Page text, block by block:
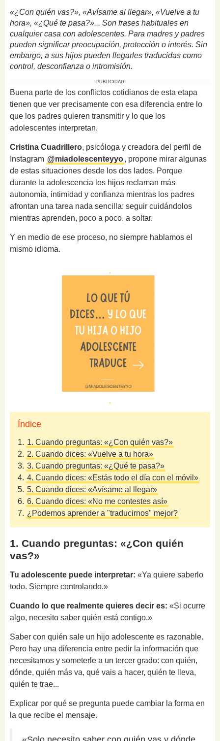
«¿Con quién vas?», «Avísame al llegar», «Vuelve a tu
hora», «¿Qué te pasa?»... Son frases habituales en
cualquier casa con adolescentes. Para madres y padres
pueden significar preocupación, protección o interés. Sin
embargo, a sus hijos pueden llegarles traducidas como
control, desconfianza o intromisión.
PUBLICIDAD
Buena parte de los conflictos cotidianos de esta etapa
tienen que ver precisamente con esa diferencia entre lo
que los padres quieren transmitir y lo que los
adolescentes interpretan.
Cristina Cuadrillero, psicóloga y creadora del perfil de
Instagram @miadolescenteyyo, propone mirar algunas
de estas situaciones desde los dos lados. Porque
durante la adolescencia los hijos reclaman más
autonomía, intimidad y confianza mientras los padres
afrontan una tarea nada sencilla: seguir cuidándolos
mientras aprenden, poco a poco, a soltar.
Y en medio de ese proceso, no siempre hablamos el
mismo idioma.
Índice
1. 1. Cuando preguntas: «¿Con quién vas?»
2. 2. Cuando dices: «Vuelve a tu hora»
3. 3. Cuando preguntas: «¿Qué te pasa?»
4. 4. Cuando dices: «Estás todo el día con el móvil»
5. 5. Cuando dices: «Avísame al llegar»
6. 6. Cuando dices: «No me contestes así»
7. ¿Podemos aprender a "traducirnos" mejor?
1. Cuando preguntas: «¿Con quién
vas?»
Tu adolescente puede interpretar: «Ya quiere saberlo
todo. Siempre controlando.»
Cuando lo que realmente quieres decir es: «Si ocurre
algo, necesito saber quién está contigo.»
Saber con quién sale un hijo adolescente es razonable.
Pero hay una diferencia entre pedir la información que
necesitamos y someterle a un tercer grado: con quién,
dónde, quién más va, qué vais a hacer, quién te lleva,
quién te trae...
Explicar por qué se pregunta puede cambiar la forma en
la que recibe el mensaje.